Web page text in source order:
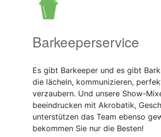
Barkeeperservice
Es gibt Barkeeper und es gibt
die lächeln, kommunizieren,
verzaubern. Und unsere Show-
beeindrucken mit Akrobatik,
unterstützen das Team ebenso
bekommen Sie nur die Besten!